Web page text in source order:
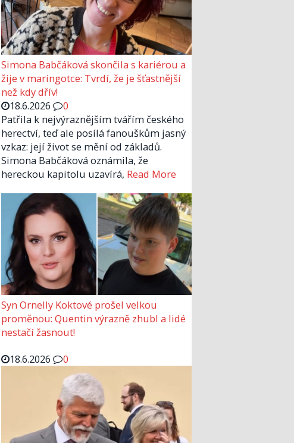
Simona Babčáková skončila s kariérou a
žije v maringotce: Tvrdí, že je šťastnější
než kdy dřív!
18.6.2026
0
Patřila k nejvýraznějším tvářím českého
herectví, teď ale posílá fanouškům jasný
vzkaz: její život se mění od základů.
Simona Babčáková oznámila, že
hereckou kapitolu uzavírá, Read More
Syn Ornelly Koktové prošel velkou
proměnou: Quentin výrazně zhubl a lidé
nestačí žasnout!
18.6.2026
0